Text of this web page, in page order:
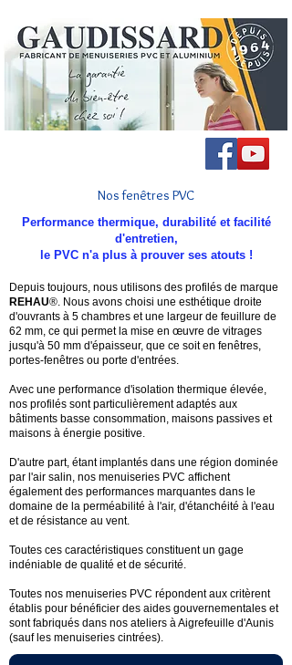
Nos fenêtres PVC
Performance thermique, durabilité et facilité
d'entretien,
le PVC n'a plus à prouver ses atouts !
Depuis toujours, nous utilisons des profilés de marque
REHAU®. Nous avons choisi une esthétique droite
d'ouvrants à 5 chambres et une largeur de feuillure de
62 mm, ce qui permet la mise en œuvre de vitrages
jusqu'à 50 mm d'épaisseur, que ce soit en fenêtres,
portes-fenêtres ou porte d'entrées.
Avec une performance d'isolation thermique élevée,
nos profilés sont particulièrement adaptés aux
bâtiments basse consommation, maisons passives et
maisons à énergie positive.
D'autre part, étant implantés dans une région dominée
par l'air salin, nos menuiseries PVC affichent
également des performances marquantes dans le
domaine de la perméabilité à l'air, d'étanchéité à l'eau
et de résistance au vent.
Toutes ces caractéristiques constituent un gage
indéniable de qualité et de sécurité.
Toutes nos menuiseries PVC répondent aux critèrent
établis pour bénéficier des aides gouvernementales et
sont fabriqués dans nos ateliers à Aigrefeuille d'Aunis
(sauf les menuiseries cintrées).